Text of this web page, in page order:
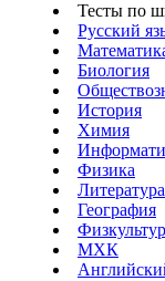
Тесты по
Русский
Биология
История
Химия
Физика
Литература
География
МХК